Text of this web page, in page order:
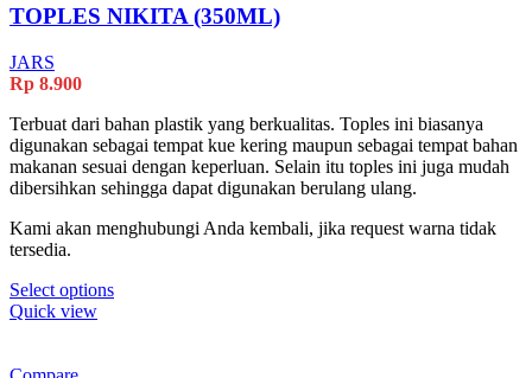
options
may
the
product
page
TOPLES NIKITA (350ML)
JARS
Rp 8.900
Terbuat dari bahan plastik yang berkualitas. Toples ini biasanya
digunakan sebagai tempat kue kering maupun sebagai tempat bahan
makanan sesuai dengan keperluan. Selain itu toples ini juga mudah
dibersihkan sehingga dapat digunakan berulang ulang.
Kami akan menghubungi Anda kembali, jika request warna tidak
tersedia.
Select optionsThis
Quick view